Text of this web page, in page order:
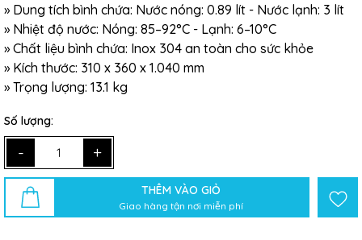
» Dung tích bình chứa: Nước nóng: 0.89 lít - Nước lạnh: 3 lít
» Nhiệt độ nước: Nóng: 85–92°C - Lạnh: 6–10°C
» Chất liệu bình chứa: Inox 304 an toàn cho sức khỏe
» Kích thước: 310 x 360 x 1.040 mm
» Trọng lượng: 13.1 kg
Số lượng:
- +
THÊM VÀO GIỎ
Giao hàng tận nơi miễn phí